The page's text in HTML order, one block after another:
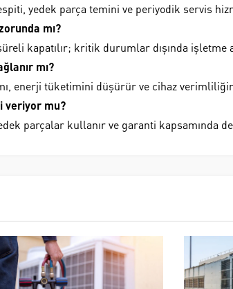
tespiti, yedek parça temini ve periyodik servis
mı?
kapatılır; kritik durumlar dışında işletme
mı?
enerji tüketimini düşürür ve cihaz
veriyor mu?
parçalar kullanır ve garanti kapsamında